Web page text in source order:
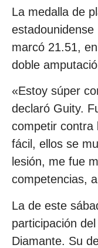
La medalla de
marcó 21.51,
doble
«Estoy súper
declaró Guity.
competir contra
fácil, ellos se
lesión, me fue
competencias,
La de este
participación
Diamante. Su